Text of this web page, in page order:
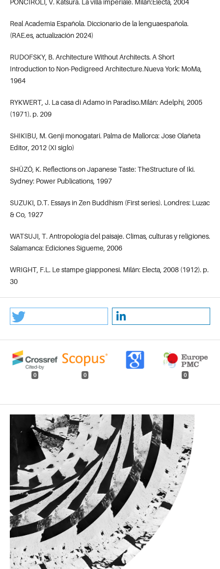
Real Academia Española. Diccionario de la lenguaespañola.
(RAE.es, actualización 2024)
RUDOFSKY, B. Architecture Without Architects. A Short
Introduction to Non-Pedigreed Architecture.Nueva York: MoMa,
1964
RYKWERT, J. La casa di Adamo in Paradiso.Milán: Adelphi, 2005
(1971). p. 209
SHIKIBU, M. Genji monogatari. Palma de Mallorca: Jose Olañeta
Editor, 2012 (XI siglo)
SHŪZŌ, K. Reflections on Japanese Taste: TheStructure of Iki.
Sydney: Power Publications, 1997
SUZUKI, D.T. Essays in Zen Buddhism (First series). Londres: Luzac
& Co, 1927
WATSUJI, T. Antropología del paisaje. Climas, culturas y religiones.
Salamanca: Ediciones Sígueme, 2006
WRIGHT, F.L. Le stampe giapponesi. Milán: Electa, 2008 (1912). p.
30
0 0 0